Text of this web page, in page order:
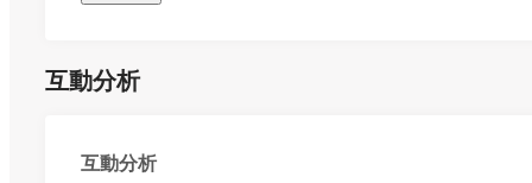
互動分析
互動分析